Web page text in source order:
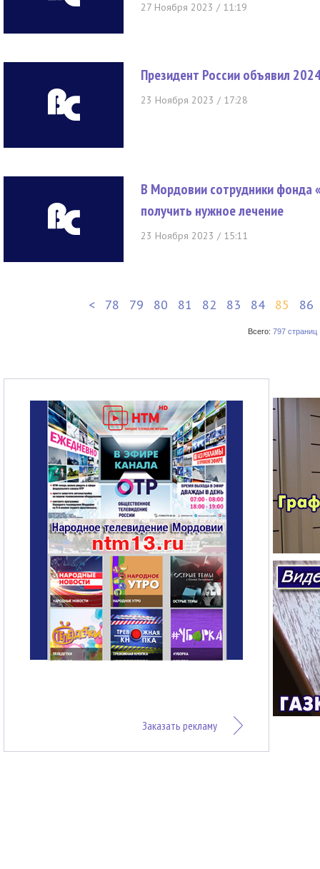
27 Ноября 2023 / 11:19
Президент России объявил
23 Ноября 2023 / 17:28
В Мордовии сотрудники фонда
получить нужное лечение
23 Ноября 2023 / 15:11
< 78 79 80 81 82 83 84 85 86
Всего: 797 страниц
Заказать рекламу